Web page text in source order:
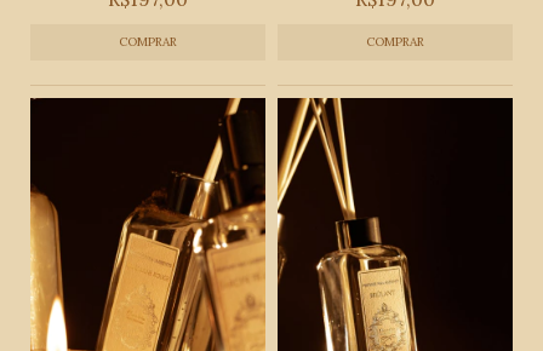
COMPRAR